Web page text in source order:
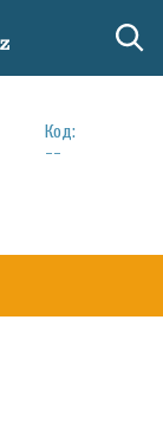
Код:
--